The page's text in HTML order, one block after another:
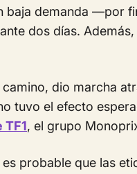
baja demanda —por
dos días.
dio marcha
tuvo el efecto
, el grupo
probable que las